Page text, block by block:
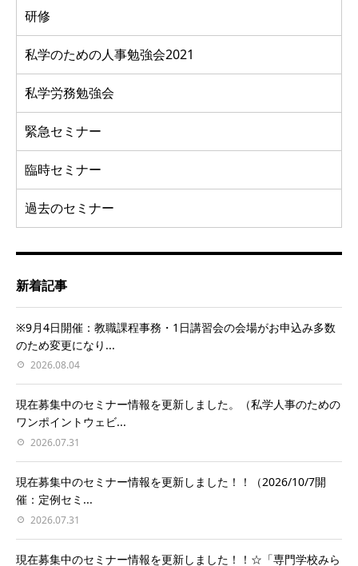
研修
私学のための人事勉強会2021
私学労務勉強会
緊急セミナー
臨時セミナー
過去のセミナー
新着記事
※9月4日開催：教職課程事務・1日講習会の会場がお申込み多数
のため変更になり...
2026.08.04
現在募集中のセミナー情報を更新しました。（私学人事のための
ワンポイントウェビ...
2026.07.31
現在募集中のセミナー情報を更新しました！！（2026/10/7開
催：定例セミ...
2026.07.31
現在募集中のセミナー情報を更新しました！！☆「専門学校みら